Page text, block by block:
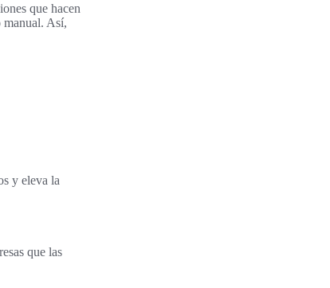
que hacen
manual. Así,
y eleva la
que las